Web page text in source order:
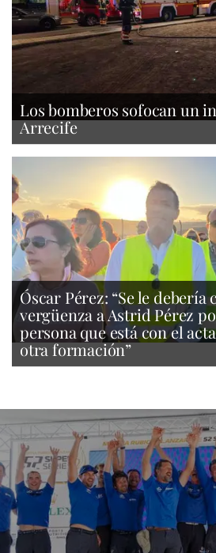
Los bomberos sofocan un
Arrecife
Óscar Pérez: “Se le debería
vergüenza a Astrid Pérez
persona que está con el
otra formación”